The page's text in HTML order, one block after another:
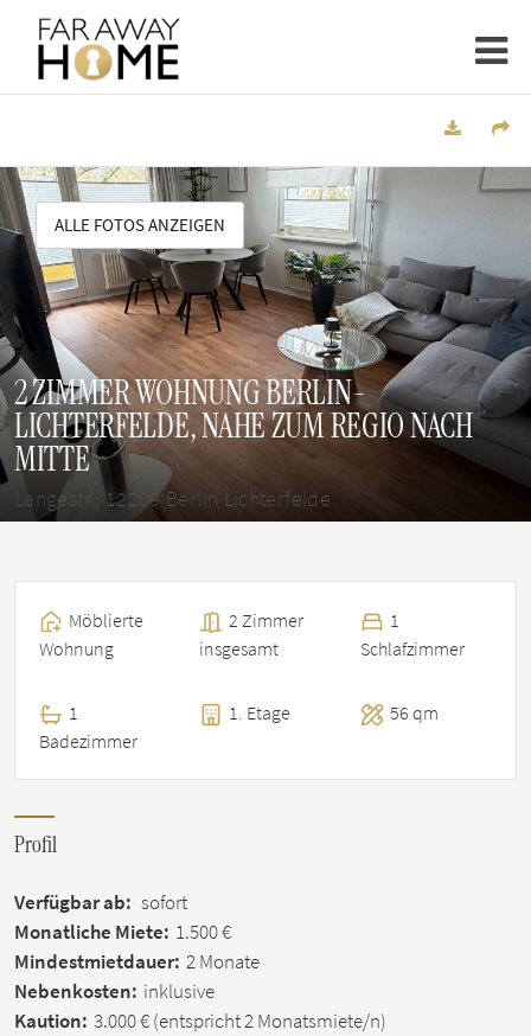
ALLE FOTOS ANZEIGEN
2 ZIMMER WOHNUNG BERLIN-
LICHTERFELDE, NAHE ZUM REGIO NACH
MITTE
Langestr., 12209 Berlin Lichterfelde
Möblierte
Wohnung
2 Zimmer
insgesamt
1
Schlafzimmer
1
Badezimmer
1. Etage 56 qm
Profil
Verfügbar ab: sofort
Monatliche Miete: 1.500 €
Mindestmietdauer: 2 Monate
Nebenkosten: inklusive
Kaution: 3.000 €(entspricht 2 Monatsmiete/n)